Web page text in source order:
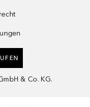
& Co. KG.